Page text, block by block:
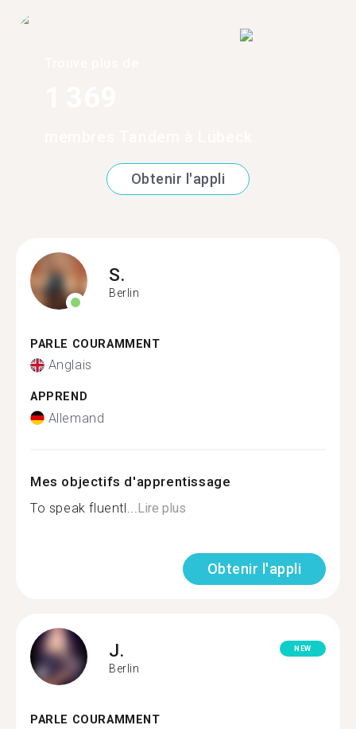
Obtenir l'appli
S.
Berlin
PARLE COURAMMENT
Anglais
APPREND
Allemand
Mes objectifs d'apprentissage
To speak fluentl... Lire plus
Obtenir l'appli
J.
Berlin
NEW
PARLE COURAMMENT